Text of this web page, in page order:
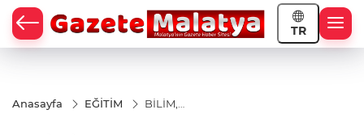
TR
Anasayfa EĞİTİM
BİLİM,